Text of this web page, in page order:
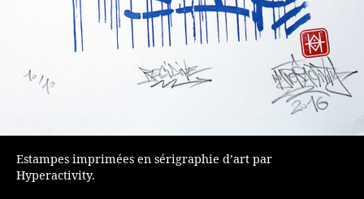
Estampes imprimées en sérigraphie d’art par
Hyperactivity.